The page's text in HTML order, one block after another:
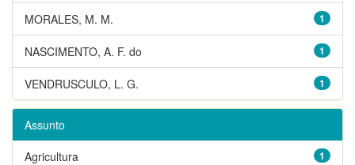
1
MORALES, M. M.
1
NASCIMENTO, A. F. do
1
VENDRUSCULO, L. G.
Assunto
1
Agricultura